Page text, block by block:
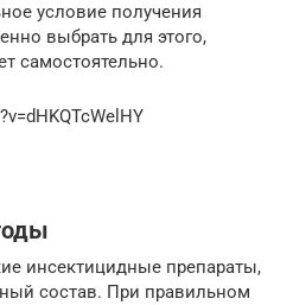
условие получения
выбрать для этого,
самостоятельно.
инсектицидные препараты,
состав. При правильном